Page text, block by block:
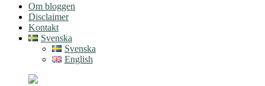
Om bloggen
Disclaimer
Kontakt
Svenska
Svenska
English